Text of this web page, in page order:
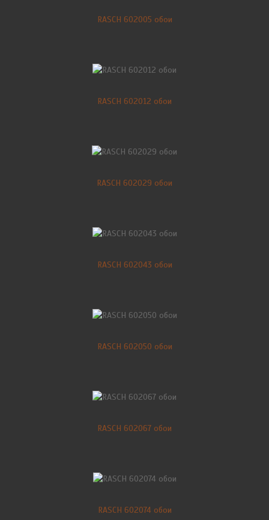
RASCH 602005 обои
RASCH 602012 обои
RASCH 602029 обои
RASCH 602043 обои
RASCH 602050 обои
RASCH 602067 обои
RASCH 602074 обои